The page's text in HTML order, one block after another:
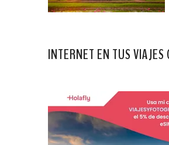
INTERNET EN TUS VIAJES